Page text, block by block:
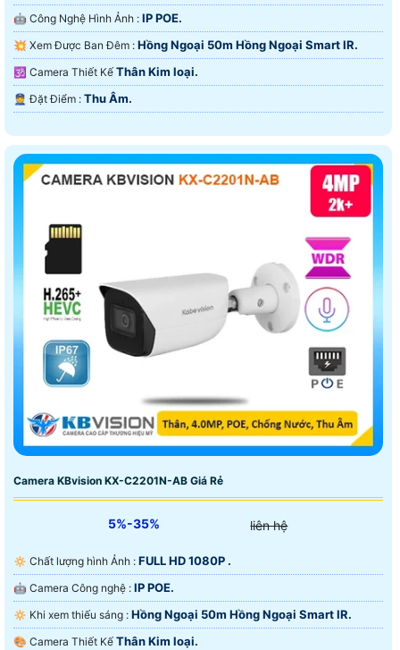
🤖️ Công Nghệ Hình Ảnh : IP POE.
💥 Xem Được Ban Đêm : Hồng Ngoại 50m Hồng Ngoại Smart IR.
🕉️ Camera Thiết Kế Thân Kim loại.
️👮 Đặt Điểm : Thu Âm.
Camera KBvision KX-C2201N-AB Giá Rẻ
5%-35% liên hệ
🔅 Chất lượng hình Ảnh : FULL HD 1080P .
🤖️ Camera Công nghệ : IP POE.
🔅 Khi xem thiếu sáng : Hồng Ngoại 50m Hồng Ngoại Smart IR.
🎨 Camera Thiết Kế Thân Kim loại.